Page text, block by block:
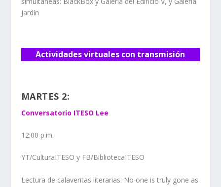
Jardín
Actividades virtuales con transmisión
MARTES 2:
Conversatorio ITESO Lee
12:00 p.m.
YT/CulturaITESO y FB/BibliotecaITESO
Lectura de calaveritas literarias: No one is truly gone as